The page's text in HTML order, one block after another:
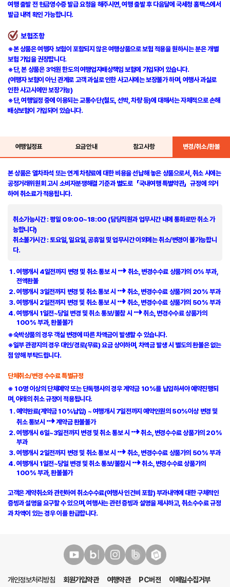
여행 출발 전 현금영수증 발급 요청을 해주시면, 여행 출발 후 다음달에 국세청 홈택스에서
발급 내역 확인 가능합니다.
보험조항
※본 상품은 여행자 보험이 포함되지 않은 여행상품으로 보험 적용을 원하시는 분은개별
보험 가입을 권장합니다.
※단, 본 상품은 3억원 한도의 여행업자배상책임 보험에 가입되어 있습니다.
(여행자 보험이 아닌 관계로 고객 과실로 인한 사고시에는 보장불가 하며, 여행사 과실로
인한 사고시에만 보장가능)
※단, 여행일정 중에 이용되는 교통수단(철도, 선박, 차량 등)에 대해서는 자체적으로 손해
배상보험이 가입되어 있습니다.
여행일정표 요금안내 참고사항 변경/취소/환불
본 상품은 열차좌석 또는 연계 차량료에 대한 비용을 선납해 놓은 상품으로서, 취소 시에는
공정거래위원회 고시 소비자분쟁해결 기준과 별도로 「국내여행 특별약관」 규정에 의거
하여 취소료가 적용됩니다.
취소가능시간: 평일 09:00~18:00 (담당직원과 업무시간 내에 통화로만 취소 가
능합니다)
취소불가시간: 토요일, 일요일, 공휴일 및 업무시간 이외에는 취소/변경이 불가능합니
다.
여행개시 4일전까지 변경 및 취소 통보 시 ⇢ 취소, 변경수수료 상품가의 0% 부과,
전액환불
여행개시 3일전까지 변경 및 취소 통보 시 ⇢ 취소, 변경수수료 상품가의 20% 부과
여행개시 2일전까지 변경 및 취소 통보 시 ⇢ 취소, 변경수수료 상품가의 50% 부과
여행개시 1일전~당일변경 및 취소 통보/불참 시 ⇢취소, 변경수수료 상품가의
100% 부과,환불불가
※숙박상품의 경우 객실 변경에 따른 차액금이 발생할 수 있습니다.
※일부 관광지의 경우 대인/경로(무료) 요금 상이하며, 차액금 발생 시 별도의 환불은 없는
점 양해 부탁드립니다.
단체취소/변경 수수료 특별규정
※ 10명 이상의 단체예약 또는 단독행사의 경우계약금 10%를 납입하셔야 예약진행되
며, 아래의 취소 규정이 적용됩니다.
예약완료(계약금 10%납입) ~ 여행개시 7일전까지 예약인원의 50%이상 변경 및
취소 통보시 ⇢계약금환불불가
여행개시 6일~3일전까지 변경 및 취소 통보 시 ⇢취소, 변경수수료 상품가의 20%
부과
여행개시 2일전까지 변경 및 취소 통보 시 ⇢ 취소, 변경수수료 상품가의 50% 부과
여행개시 1일전~당일변경 및 취소 통보/불참시 ⇢취소, 변경수수료 상품가의
100% 부과,환불불가
고객은 계약취소와 관련하여 취소수수료(여행사 인건비 포함) 부과내역에 대한 구체적인
증빙과 설명을 요구할 수 있으며, 여행사는 관련 증빙과 설명을 제시하고, 취소수수료 규정
과 차액이 있는 경우 이를 환급합니다.
개인정보처리방침 회원가입약관 여행약관 PC버전 이메일수집거부